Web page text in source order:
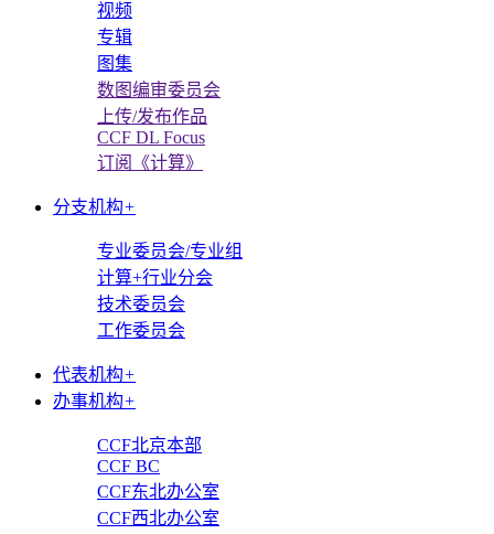
视频
专辑
图集
数图编审委员会
上传/发布作品
CCF DL Focus
订阅《计算》
分支机构+
专业委员会/专业组
计算+行业分会
技术委员会
工作委员会
代表机构+
办事机构+
CCF北京本部
CCF BC
CCF东北办公室
CCF西北办公室